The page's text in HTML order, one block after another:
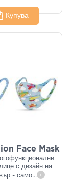
Купува
Face Mask
с дизайн на
- само... i